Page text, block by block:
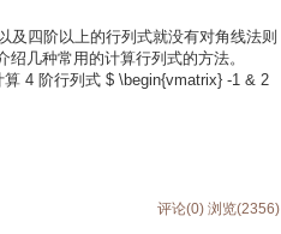
四阶以上的行列式就没有对角线法则
几种常用的计算行列式的方法。
4 阶行列式 $ \begin{vmatrix} -1 & 2
评论(0) 浏览(2356)